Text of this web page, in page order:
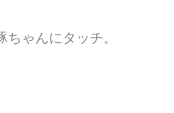
ゃんにタッチ。